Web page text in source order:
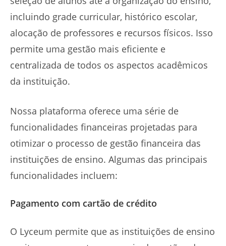
incluindo grade curricular, histórico escolar,
alocação de professores e recursos físicos. Isso
permite uma gestão mais eficiente e
centralizada de todos os aspectos acadêmicos
da instituição.
Nossa plataforma oferece uma série de
funcionalidades financeiras projetadas para
otimizar o processo de gestão financeira das
instituições de ensino. Algumas das principais
funcionalidades incluem:
Pagamento com cartão de crédito
O Lyceum permite que as instituições de ensino